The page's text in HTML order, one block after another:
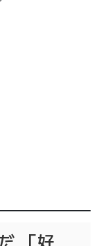
「好